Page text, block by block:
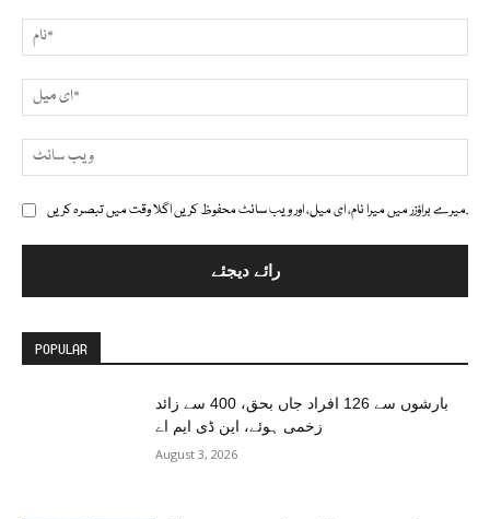
میرے براؤزر میں میرا نام، ای میل، اور ویب سائٹ محفوظ کریں اگلا وقت میں تبصرہ کریں.
POPULAR
بارشوں سے 126 افراد جاں بحق، 400 سے زائد
زخمی ہوئے، این ڈی ایم اے
August 3, 2026